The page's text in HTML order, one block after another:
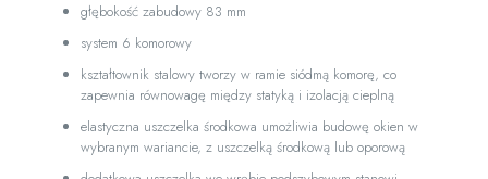
głębokość zabudowy 83 mm
system 6 komorowy
kształtownik stalowy tworzy w ramie siódmą komorę, co
zapewnia równowagę między statyką i izolacją cieplną
elastyczna uszczelka środkowa umożliwia budowę okien w
wybranym wariancie, z uszczelką środkową lub oporową